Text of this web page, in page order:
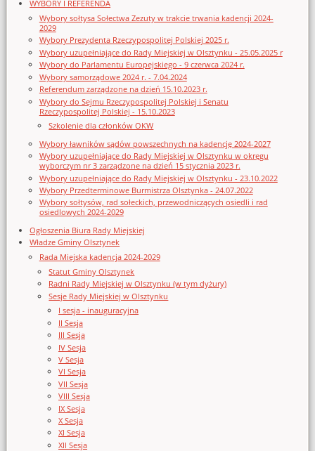
WYBORY I REFERENDA
Wybory sołtysa Sołectwa Zezuty w trakcie trwania kadencji 2024-
2029
Wybory Prezydenta Rzeczypospolitej Polskiej 2025 r.
Wybory uzupełniające do Rady Miejskiej w Olsztynku - 25.05.2025 r
Wybory do Parlamentu Europejskiego - 9 czerwca 2024 r.
Wybory samorządowe 2024 r. - 7.04.2024
Referendum zarządzone na dzień 15.10.2023 r.
Wybory do Sejmu Rzeczypospolitej Polskiej i Senatu
Rzeczypospolitej Polskiej - 15.10.2023
Szkolenie dla członków OKW
Wybory ławników sądów powszechnych na kadencję 2024-2027
Wybory uzupełniające do Rady Miejskiej w Olsztynku w okręgu
wyborczym nr 3 zarządzone na dzień 15 stycznia 2023 r.
Wybory uzupełniające do Rady Miejskiej w Olsztynku - 23.10.2022
Wybory Przedterminowe Burmistrza Olsztynka - 24.07.2022
Wybory sołtysów, rad sołeckich, przewodniczących osiedli i rad
osiedlowych 2024-2029
Ogłoszenia Biura Rady Miejskiej
Władze Gminy Olsztynek
Rada Miejska kadencja 2024-2029
Statut Gminy Olsztynek
Radni Rady Miejskiej w Olsztynku (w tym dyżury)
Sesje Rady Miejskiej w Olsztynku
I sesja - inauguracyjna
II Sesja
III Sesja
IV Sesja
V Sesja
VI Sesja
VII Sesja
VIII Sesja
IX Sesja
X Sesja
XI Sesja
XII Sesja